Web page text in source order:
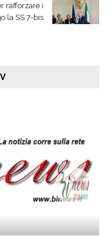
rafforzare i
la SS 7-bis